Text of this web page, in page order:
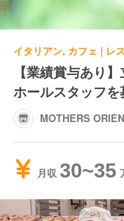
【業績賞与あり
ホールスタッフを
MOTHERS
月収 30~35